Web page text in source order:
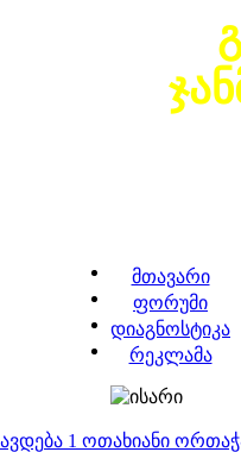
მთავარი
ფორუმი
დიაგნოსტიკა
რეკლამა
1 ოთახიანი